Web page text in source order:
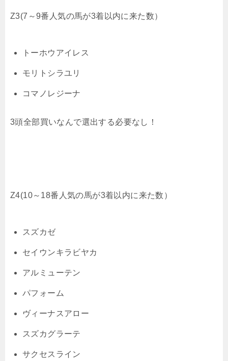
Z3(7～9番人気の馬が3着以内に来た数）
トーホウアイレス
モリトシラユリ
コマノレジーナ
3頭全部買いなんで選出する必要なし！
Z4(10～18番人気の馬が3着以内に来た数）
スズカゼ
セイウンキラビヤカ
アルミューテン
パフォーム
ヴィーナスアロー
スズカグラーテ
サクセスライン